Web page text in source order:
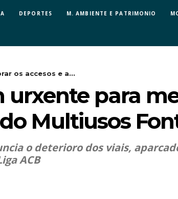
DEPORTES M. AMBIENTE E PATRIMONIO
os accesos e a...
urxente para
Multiusos
o deterioro dos viais,
ACB